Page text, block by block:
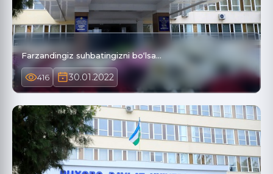
Farzandingiz suhbatingizni bo‘lsa...
416 30.01.2022